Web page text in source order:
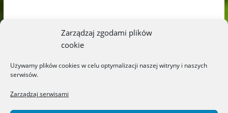
Zarządzaj zgodami plików
cookie
Używamy plików cookies w celu optymalizacji naszej witryny i naszych
serwisów.
Zarządzaj serwisami